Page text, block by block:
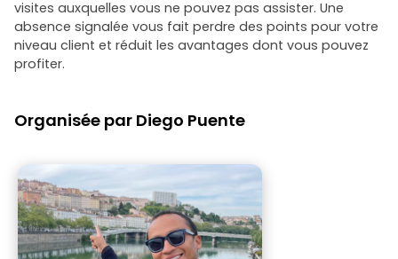
visites auxquelles vous ne pouvez pas assister. Une
absence signalée vous fait perdre des points pour votre
niveau client et réduit les avantages dont vous pouvez
profiter.
Organisée par Diego Puente